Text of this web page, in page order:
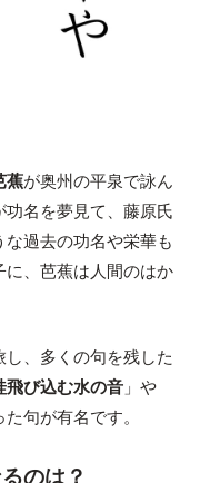
蕉が奥州の平泉で詠ん
名を夢見て、藤原氏
過去の功名や栄華も
、芭蕉は人間のはか
、多くの句を残した
飛び込む水の音」や
句が有名です。
のは？